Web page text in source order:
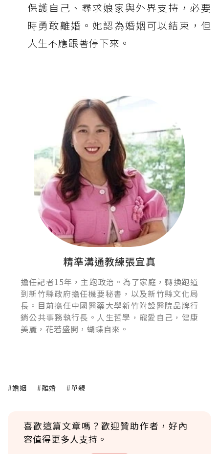
保護自己、尋求娘家與外界支持，必要
時勇敢離婚。她認為婚姻可以結束，但
人生不應跟著停下來。
精準溝通教練張宜真
擔任記者15年，主跑政治。為了家庭，轉換跑道
到新竹縣政府擔任機要秘書，以及新竹縣文化局
長。目前擔任中國醫藥大學新竹附設醫院品牌行
銷公共事務執行長。人生哲學，寵愛自己，健康
美麗，花若盛開，蝴蝶自來。
#婚姻 #離婚 #單親
喜歡這篇文章嗎？歡迎贊助作者，好內
容值得更多人支持。